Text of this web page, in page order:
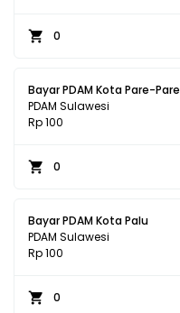
0
Bayar PDAM Kota Pare-Pare
PDAM Sulawesi
Rp 100
0
Bayar PDAM Kota Palu
PDAM Sulawesi
Rp 100
0